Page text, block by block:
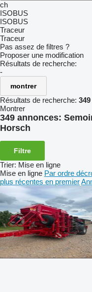
ch
ISOBUS
ISOBUS
Traceur
Traceur
Pas assez de filtres ?
Proposer une modification
Résultats de recherche:
-
montrer
Résultats de recherche:
Montrer
349 annonces:
Horsch
Filtre
Trier: Mise en ligne
Mise en ligne Par ordre
plus récentes en premier